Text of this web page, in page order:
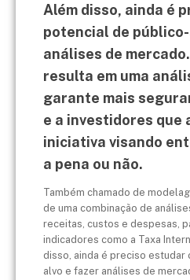
Além disso, ainda é
potencial de
análises de
resulta em uma
garante mais
e a investidores que
iniciativa visando
a pena ou não.
Também chamado de
de uma combinação de
receitas, custos e despesas,
indicadores como a Taxa
disso, ainda é preciso
alvo e fazer análises de